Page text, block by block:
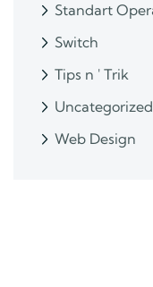
Standart
Switch
Tips n ' Trik
Uncategorized
Web Design